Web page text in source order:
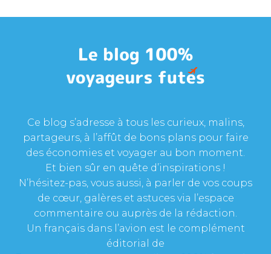
Ce blog s’adresse à tous les curieux, malins,
partageurs, à l’affût de bons plans pour faire
des économies et voyager au bon moment.
Et bien sûr en quête d’inspirations !
N’hésitez-pas, vous aussi, à parler de vos coups
de cœur, galères et astuces via l’espace
commentaire ou auprès de la rédaction.
Un français dans l’avion est le complément
éditorial de